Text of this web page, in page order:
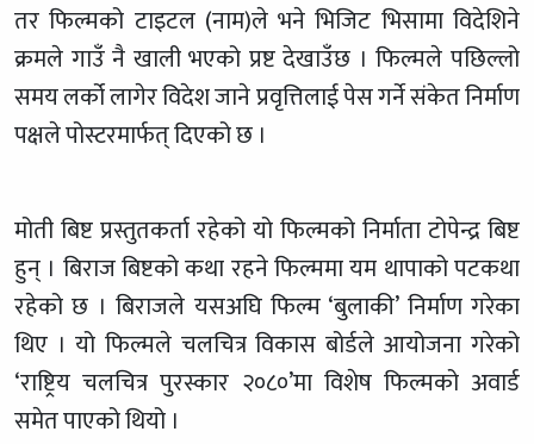
तर फिल्मको टाइटल (नाम)ले भने भिजिट भिसामा विदेशिने
क्रमले गाउँ नै खाली भएको प्रष्ट देखाउँछ । फिल्मले पछिल्लो
समय लर्को लागेर विदेश जाने प्रवृत्तिलाई पेस गर्ने संकेत निर्माण
पक्षले पोस्टरमार्फत् दिएको छ ।
मोती बिष्ट प्रस्तुतकर्ता रहेको यो फिल्मको निर्माता टोपेन्द्र बिष्ट
हुन् । बिराज बिष्टको कथा रहने फिल्ममा यम थापाको पटकथा
रहेको छ । बिराजले यसअघि फिल्म ‘बुलाकी’ निर्माण गरेका
थिए । यो फिल्मले चलचित्र विकास बोर्डले आयोजना गरेको
‘राष्ट्रिय चलचित्र पुरस्कार २०८०’मा विशेष फिल्मको अवार्ड
समेत पाएको थियो ।